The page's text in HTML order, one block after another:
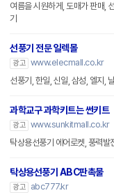
여름을 시원하게, 도매가 판매,
기
선풍기 전문 일렉몰
광고 www.elecmall.co.kr
선풍기, 한일, 신일, 삼성, 엘지,
과학교구 과학키트는 썬키트
광고 www.sunkitmall.co.kr
탁상용선풍기 에어로켓, 풍력발
탁상용선풍기 ABC판촉물
광고
abc777.kr